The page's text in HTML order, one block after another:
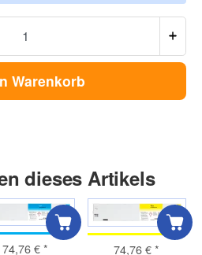
Warenkorb
dieses Artikels
74,76 €* 74,76 €*